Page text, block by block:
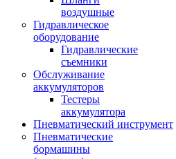
воздушные
Гидравлическое
оборудование
Гидравлические
съемники
Обслуживание
аккумуляторов
Тестеры
аккумулятора
Пневматический инструмент
Пневматические
бормашины